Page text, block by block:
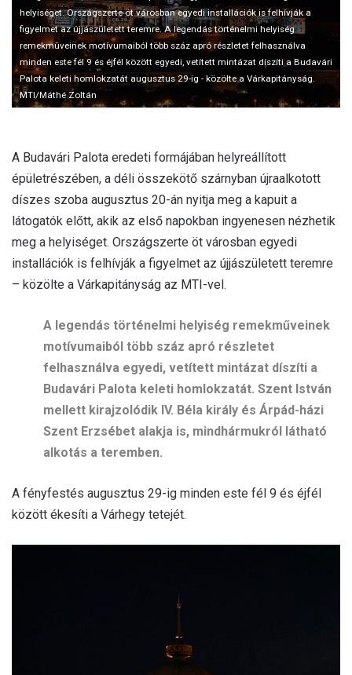
l
helyiséget. Országszerte öt városban egyedi installációk is felhívják a
figyelmet az újjászületett teremre. A legendás történelmi helyiség
remekmûveinek motívumaiból több száz apró részletet felhasználva
minden este fél 9 és éjfél között egyedi, vetített mintázat díszíti a Budavári
Palota keleti homlokzatát augusztus 29-ig - közölte a Várkapitányság.
MTI/Máthé Zoltán
A Budavári Palota eredeti formájában helyreállított
épületrészében, a déli összekötő szárnyban újraalkotott
díszes szoba augusztus 20-án nyitja meg a kapuit a
látogatók előtt, akik az első napokban ingyenesen nézhetik
meg a helyiséget. Országszerte öt városban egyedi
installációk is felhívják a figyelmet az újjászületett teremre
– közölte a Várkapitányság az MTI-vel.
A legendás történelmi helyiség remekműveinek
motívumaiból több száz apró részletet
felhasználva egyedi, vetített mintázat díszíti a
Budavári Palota keleti homlokzatát. Szent István
mellett kirajzolódik IV. Béla király és Árpád-házi
Szent Erzsébet alakja is, mindhármukról látható
alkotás a teremben.
A fényfestés augusztus 29-ig minden este fél 9 és éjfél
között ékesíti a Várhegy tetejét.